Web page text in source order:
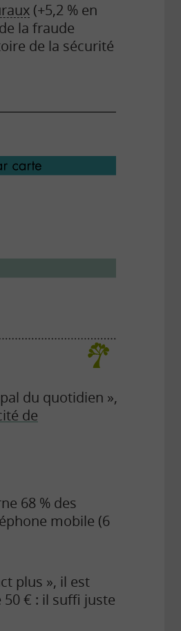
(+5,2 % en
la fraude
de la sécurité
du quotidien »,
de
68 % des
mobile (6
plus », il est
€ : il suffi juste